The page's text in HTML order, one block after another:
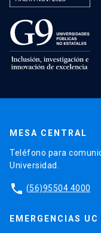
MESA CENTRAL
Teléfono para
Universidad.
phone (56)95504 4000
EMERGENCIAS UC